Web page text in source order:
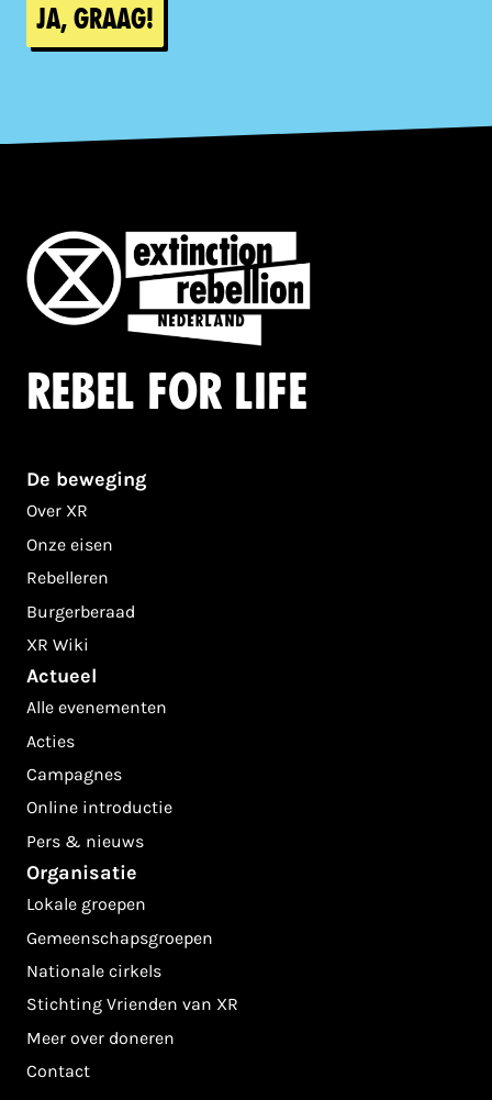
Ja, graag!
Rebel for life
De beweging
Over XR
Onze eisen
Rebelleren
Burgerberaad
XR Wiki
Actueel
Alle evenementen
Acties
Campagnes
Online introductie
Pers & nieuws
Organisatie
Lokale groepen
Gemeenschapsgroepen
Nationale cirkels
Stichting Vrienden van XR
Meer over doneren
Contact